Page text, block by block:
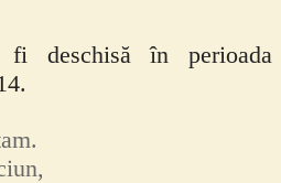
fi deschisăîn